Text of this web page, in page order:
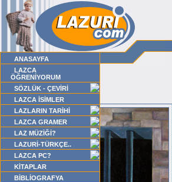
ANASAYFA
LAZCA
ÖĞRENİYORUM
SÖZLÜK - ÇEVİRİ
LAZCA İSİMLER
LAZLARIN TARİHİ
LAZCA GRAMER
LAZ MÜZİĞİ?
LAZURİ-TÜRKÇE..
LAZCA PC?
KİTAPLAR
BİBLİOGRAFYA